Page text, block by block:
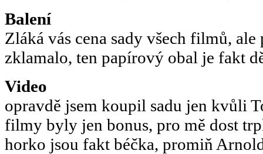
Balení
Zláká vás cena sady všech filmů,
zklamalo, ten papírový obal je fakt
Video
opravdě jsem koupil sadu jen kvůli
filmy byly jen bonus, pro mě dost
horko jsou fakt béčka, promiň